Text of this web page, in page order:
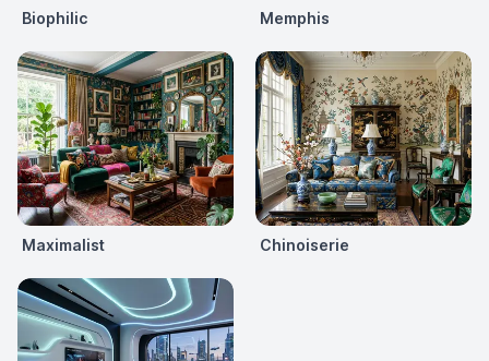
Biophilic Memphis
Maximalist Chinoiserie